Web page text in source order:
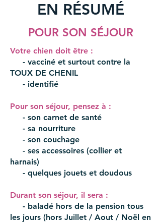
EN RÉSUMÉ
POUR SON SÉJOUR
Votre chien doit être :
- vacciné et surtout contre la
TOUX DE CHENIL
- identifié
Pour son séjour, pensez à :
- son carnet de santé
- sa nourriture
- son couchage
- ses accessoires (collier et
harnais)
- quelques jouets et doudous
Durant son séjour, il sera :
- baladé hors de la pension tous
les jours (hors Juillet / Aout / Noël en